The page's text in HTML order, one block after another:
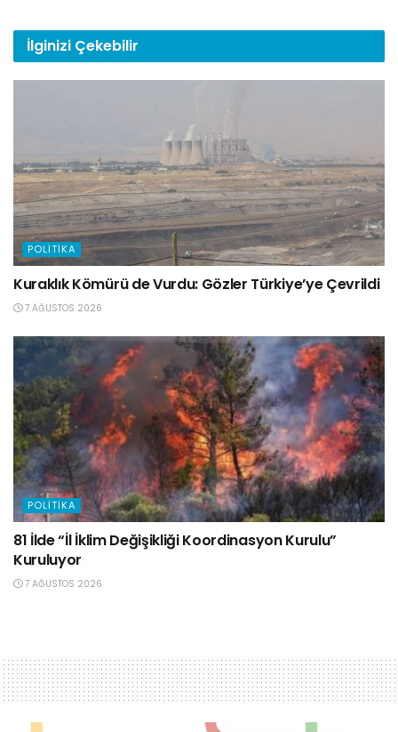
İlginizi Çekebilir
POLITIKA
Kuraklık Kömürü de Vurdu: Gözler Türkiye’ye Çevrildi
7 AĞUSTOS 2026
POLITIKA
81 İlde “İl İklim Değişikliği Koordinasyon Kurulu”
Kuruluyor
7 AĞUSTOS 2026